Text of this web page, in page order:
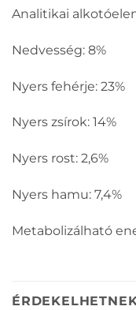
Analitikai
Nedvesség: 8%
Nyers fehérje: 23%
Nyers zsírok: 14%
Nyers rost: 2,6%
Nyers hamu: 7,4%
Metabolizálható